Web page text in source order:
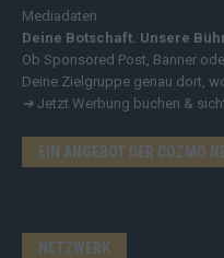
Mediadaten
Deine Botschaft. Unsere
Ob Sponsored Post, Banner
Deine Zielgruppe genau dort,
➔ Jetzt Werbung buchen &
EIN ANGEBOT DER COZMO
NETZWERK